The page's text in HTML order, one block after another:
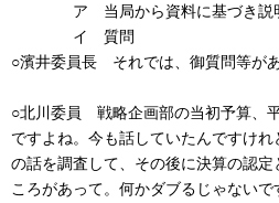
ア 当局から資料に基づき説明
イ 質問
○濱井委員長 それでは、御質問等が
○北川委員 戦略企画部の当初予算、
ですよね。今も話していたんですけ
の話を調査して、その後に決算の認
ころがあって。何かダブるじゃない